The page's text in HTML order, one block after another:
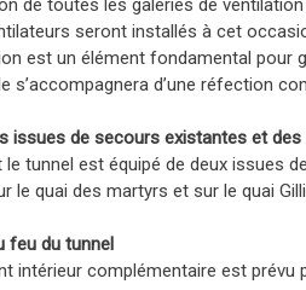
de toutes les galeries de ventilation
seront installés à cet
est un élément fondamental pour
s’accompagnera d’une réfection
issues de secours existantes et
le tunnel est équipé de deux issues
le quai des martyrs et sur le quai
feu du tunnel
intérieur complémentaire est